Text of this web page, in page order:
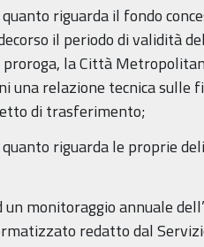
riguarda il fondo
il periodo di validità
proroga, la Città
una relazione tecnica
di trasferimento;
riguarda le proprie
un monitoraggio annuale
redatto dal